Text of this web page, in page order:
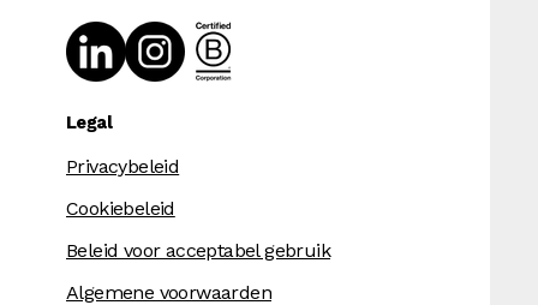
Legal
Privacybeleid
Cookiebeleid
Beleid voor acceptabel gebruik
Algemene voorwaarden